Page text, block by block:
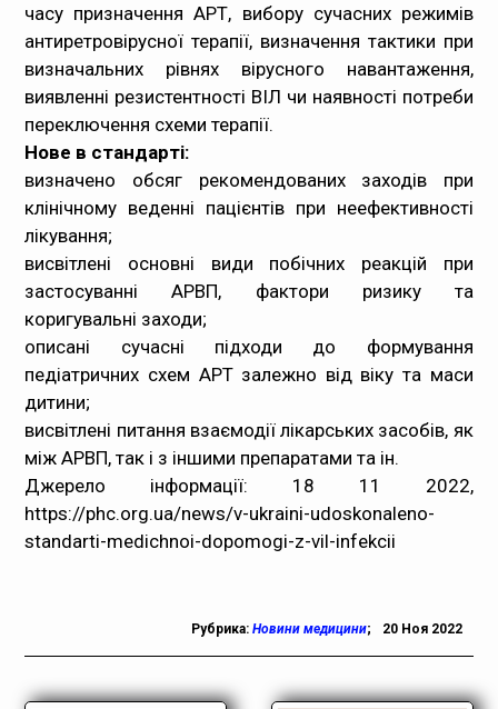
часу призначення АРТ, вибору сучасних режимів
антиретровірусної терапії, визначення тактики при
визначальних рівнях вірусного навантаження,
виявленні резистентності ВІЛ чи наявності потреби
переключення схеми терапії.
Нове в стандарті:
визначено обсяг рекомендованих заходів при
клінічному веденні пацієнтів при неефективності
лікування;
висвітлені основні види побічних реакцій при
застосуванні АРВП, фактори ризику та
коригувальні заходи;
описані сучасні підходи до формування
педіатричних схем АРТ залежно від віку та маси
дитини;
висвітлені питання взаємодії лікарських засобів, як
між АРВП, так і з іншими препаратами та ін.
Джерело інформації: 18 11 2022,
https://phc.org.ua/news/v-ukraini-udoskonaleno-
standarti-medichnoi-dopomogi-z-vil-infekcii
Рубрика: Новини медицини; 20 Ноя 2022